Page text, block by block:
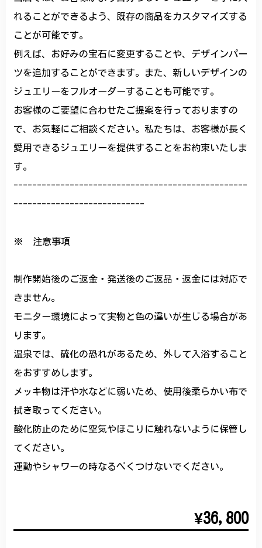
れることができるよう、既存の商品をカスタマイズする
ことが可能です。
例えば、お好みの宝石に変更することや、デザインパー
ツを追加することができます。また、新しいデザインの
ジュエリーをフルオーダーすることも可能です。
お客様のご要望に合わせたご提案を行っておりますの
で、お気軽にご相談ください。私たちは、お客様が長く
愛用できるジュエリーを提供することをお約束いたしま
す。
--------------------------------------------------
----------------------------
※ 注意事項
制作開始後のご返金・発送後のご返品・返金には対応で
きません。
モニター環境によって実物と色の違いが生じる場合があ
ります。
温泉では、硫化の恐れがあるため、外して入浴すること
をおすすめします。
メッキ物は汗や水などに弱いため、使用後柔らかい布で
拭き取ってください。
酸化防止のために空気やほこりに触れないように保管し
てください。
運動やシャワーの時なるべくつけないでください。
¥36,800